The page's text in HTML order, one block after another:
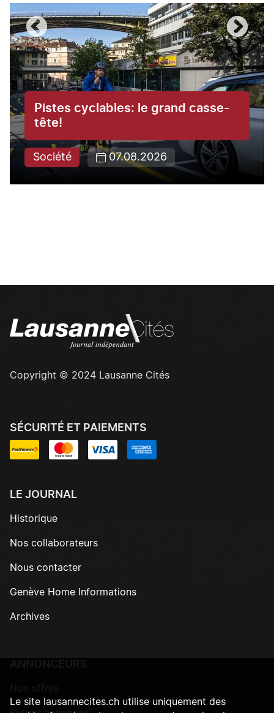
Pistes cyclables: le grand casse-
tête!
Société 07.08.2026
Copyright © 2024 Lausanne Cités
SÉCURITÉ ET PAIEMENTS
LE JOURNAL
Historique
Nos collaborateurs
Nous contacter
Genève Home Informations
Archives
Le site lausannecites.ch utilise uniquement des